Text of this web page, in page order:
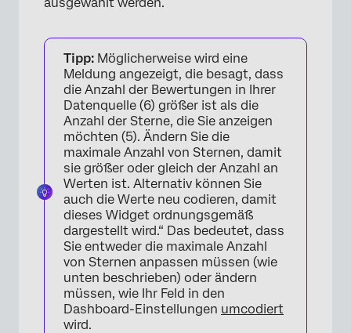
×
Tipp: Möglicherweise wird eine
Meldung angezeigt, die besagt, dass
die Anzahl der Bewertungen in Ihrer
Datenquelle (6) größer ist als die
Anzahl der Sterne, die Sie anzeigen
möchten (5). Ändern Sie die
maximale Anzahl von Sternen, damit
sie größer oder gleich der Anzahl an
Werten ist. Alternativ können Sie
auch die Werte neu codieren, damit
dieses Widget ordnungsgemäß
dargestellt wird.“ Das bedeutet, dass
Sie entweder die maximale Anzahl
von Sternen anpassen müssen (wie
unten beschrieben) oder ändern
müssen, wie Ihr Feld in den
Dashboard-Einstellungen umcodiert
wird.